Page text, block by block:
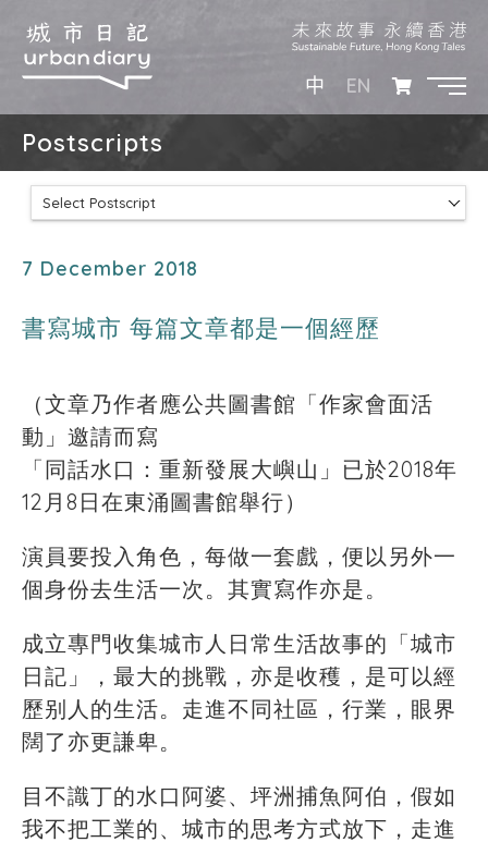
中 EN
Postscripts
Select Postscript
7 December 2018
書寫城市 每篇文章都是一個經歷
（文章乃作者應公共圖書館「作家會面活
動」邀請而寫
「同話水口：重新發展大嶼山」已於2018年
12月8日在東涌圖書館舉行）
演員要投入角色，每做一套戲，便以另外一
個身份去生活一次。其實寫作亦是。
成立專門收集城市人日常生活故事的「城市
日記」，最大的挑戰，亦是收穫，是可以經
歷别人的生活。走進不同社區，行業，眼界
闊了亦更謙卑。
目不識丁的水口阿婆、坪洲捕魚阿伯，假如
我不把工業的、城市的思考方式放下，走進